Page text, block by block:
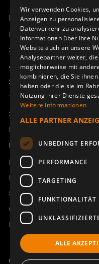
Produktübersicht
Remotus
Sesam
Access_Ctrl
Support
Technischer Support
Service buchen
Handbücher und
Über Åkerströms
Kontakt
Neuigkeiten
Sicherheit und Richtlinien
Geschäftsbedingungen
REACH
Copyright ©2026
Wir verwenden Cookies,
Anzeigen zu
Datenverkehr zu
Informationen über Ihre
Website auch an unsere
Analysepartner weiter, die
möglicherweise mit
kombinieren, die Sie
haben oder die sie im
Nutzung ihrer Dienste
Weitere Informationen
ALLE PARTNER
UNBEDINGT
PERFORMANCE
TARGETING
FUNKTIONALITÄT
ALLE